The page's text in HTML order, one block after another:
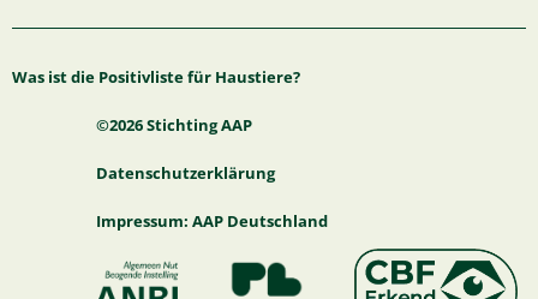
b
o
o
a
g
r
a
m
u
b
e
e
d
i
n
o
k
Was ist die Positivliste für Haustiere?
©2026 Stichting AAP
Datenschutzerklärung
Impressum: AAP Deutschland